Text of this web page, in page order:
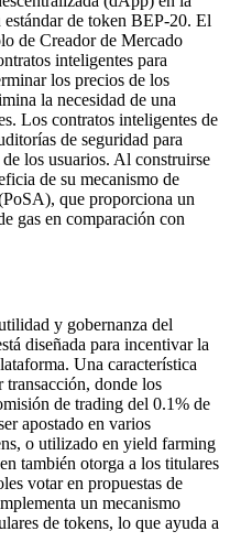
de token BEP-20. El
de Creador de Mercado
inteligentes para
los precios de los
la necesidad de una
Los contratos inteligentes de
de seguridad para
los usuarios. Al construirse
de su mecanismo de
que proporciona un
gas en comparación con
y gobernanza del
diseñada para incentivar la
Una característica
transacción, donde los
de trading del 0.1% de
apostado en varios
o utilizado en yield farming
también otorga a los titulares
votar en propuestas de
un mecanismo
de tokens, lo que ayuda a